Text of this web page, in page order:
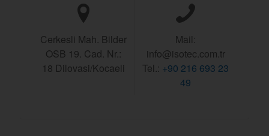
Cerkesli Mah. Bilder
OSB 19. Cad. Nr.:
18 Dilovasi/Kocaeli
Mail:
info@isotec.com.tr
Tel.: +90 216 693 23
49